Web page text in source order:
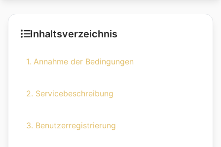
Inhaltsverzeichnis
1. Annahme der Bedingungen
2. Servicebeschreibung
3. Benutzerregistrierung